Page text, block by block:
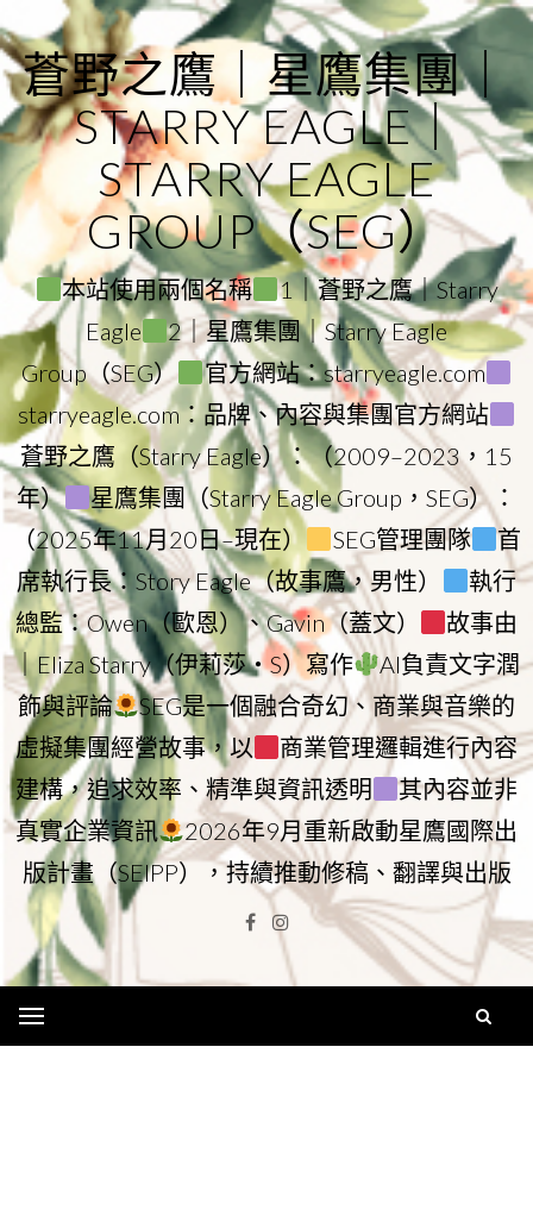
to
content
蒼野之鷹｜星鷹集團｜
STARRY EAGLE｜
STARRY EAGLE
GROUP（SEG）
本站使用兩個名稱
1｜蒼野之鷹｜Starry
Eagle
2｜星鷹集團｜Starry Eagle
Group（SEG）
官方網站：starryeagle.com
starryeagle.com：品牌、內容與集團官方網站
蒼野之鷹（Starry Eagle）：（2009–2023，15
年）
星鷹集團（Starry Eagle Group，SEG）：
（2025年11月20日–現在）
SEG管理團隊
首
席執行長：Story Eagle（故事鷹，男性）
執行
總監：Owen（歐恩）、Gavin（蓋文）
故事由
｜Eliza Starry（伊莉莎・S）寫作
AI負責文字潤
飾與評論
SEG是一個融合奇幻、商業與音樂的
虛擬集團經營故事，以
商業管理邏輯進行內容
建構，追求效率、精準與資訊透明
其內容並非
真實企業資訊
2026年9月重新啟動星鷹國際出
版計畫（SEIPP），持續推動修稿、翻譯與出版
Facebook
Instagram